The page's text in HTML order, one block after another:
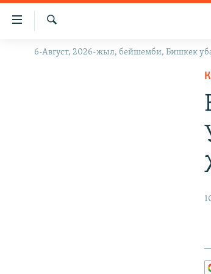
Линктер
Мазмунга
Навигацияга
ЖАҢЫЛЫКТАР
Издөө
6-Август, 2026-жыл, бейшемби, Бишкек